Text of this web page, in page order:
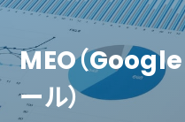
MEO（
ール）